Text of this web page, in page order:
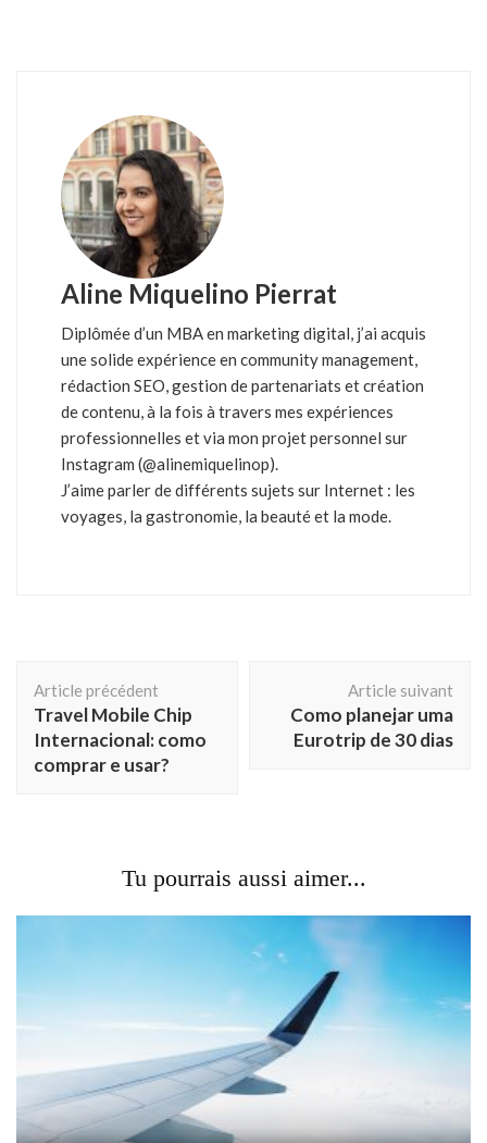
Aline Miquelino Pierrat
Diplômée d’un MBA en marketing digital, j’ai acquis
une solide expérience en community management,
rédaction SEO, gestion de partenariats et création
de contenu, à la fois à travers mes expériences
professionnelles et via mon projet personnel sur
Instagram (@alinemiquelinop).
J’aime parler de différents sujets sur Internet : les
voyages, la gastronomie, la beauté et la mode.
d'article
Article précédent
Travel Mobile Chip
Internacional: como
comprar e usar?
Article suivant
Como planejar uma
Eurotrip de 30 dias
Tu pourrais aussi aimer...